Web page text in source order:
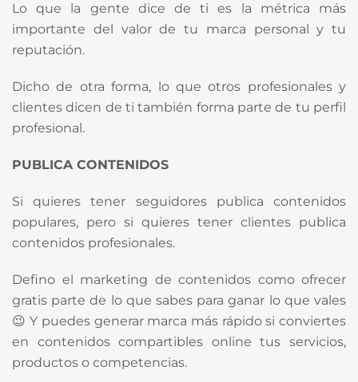
Lo que la gente dice de ti es la métrica más
importante del valor de tu marca personal y tu
reputación.
Dicho de otra forma, lo que otros profesionales y
clientes dicen de ti también forma parte de tu perfil
profesional.
PUBLICA CONTENIDOS
Si quieres tener seguidores publica contenidos
populares, pero si quieres tener clientes publica
contenidos profesionales.
Defino el marketing de contenidos como ofrecer
gratis parte de lo que sabes para ganar lo que vales
😉 Y puedes generar marca más rápido si conviertes
en contenidos compartibles online tus servicios,
productos o competencias.